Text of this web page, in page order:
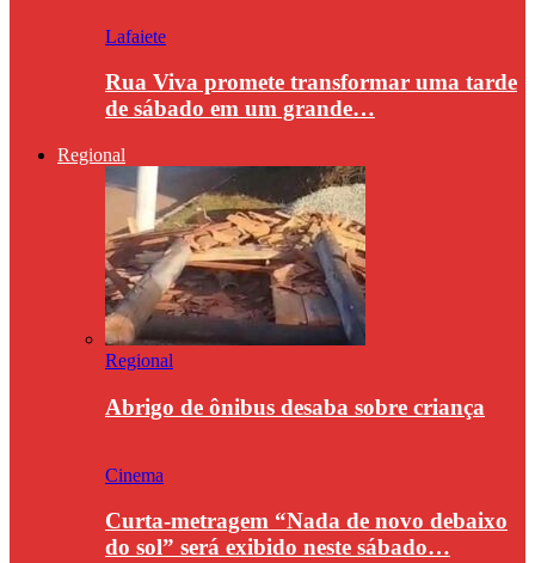
Lafaiete
Rua Viva promete transformar uma tarde
de sábado em um grande…
Regional
Regional
Abrigo de ônibus desaba sobre criança
Cinema
Curta-metragem “Nada de novo debaixo
do sol” será exibido neste sábado…